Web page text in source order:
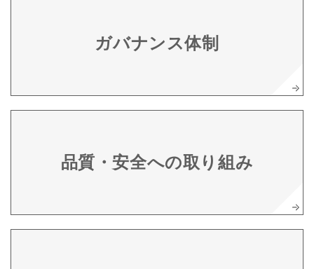
ガバナンス体制
品質・安全への取り組み